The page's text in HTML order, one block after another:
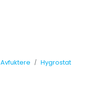
Avfuktere Hygrostat